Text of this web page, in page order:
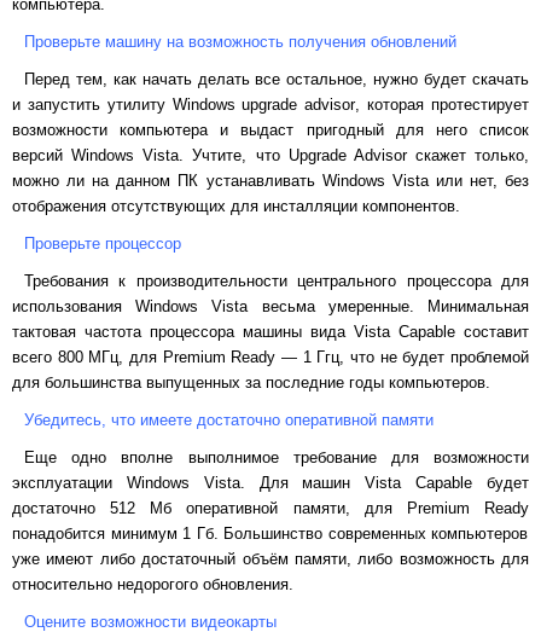
компьютера.
Проверьте машину на возможность получения обновлений
Перед тем, как начать делать все остальное, нужно будет скачать
и запустить утилиту Windows upgrade advisor, которая протестирует
возможности компьютера и выдаст пригодный для него список
версийWindows Vista. Учтите, что Upgrade Advisorскажет только,
можно ли на данном ПК устанавливать Windows Vistaили нет, без
отображения отсутствующих для инсталляции компонентов.
Проверьте процессор
Требования к производительности центрального процессора для
использованияWindows Vistaвесьма умеренные. Минимальная
тактовая частота процессора машины вида Vista Capable составит
всего 800 МГц, для Premium Ready — 1 Ггц, что не будет проблемой
для большинства выпущенных за последние годы компьютеров.
Убедитесь, что имеете достаточно оперативной памяти
Еще одно вполне выполнимое требование для возможности
эксплуатации Windows Vista. Для машинVista Capable будет
достаточно 512 Мб оперативной памяти, для
Premium
Ready
понадобится минимум 1 Гб. Большинство современных компьютеров
уже имеют либо достаточный объём памяти, либо возможность для
относительно недорогого обновления.
Оцените возможности видеокарты